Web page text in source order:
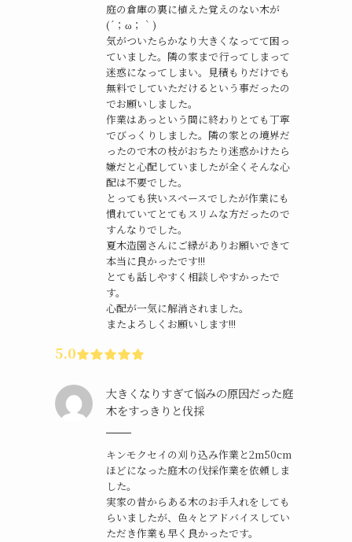
庭の倉庫の裏に植えた覚えのない木が
(´；ω；｀)
気がついたらかなり大きくなってて困っ
ていました。隣の家まで行ってしまって
迷惑になってしまい。見積もりだけでも
無料でしていただけるという事だったの
でお願いしました。
作業はあっという間に終わりとても丁寧
でびっくりしました。隣の家との境界だ
ったので木の枝がおちたり迷惑かけたら
嫌だと心配していましたが全くそんな心
配は不要でした。
とっても狭いスペースでしたが作業にも
慣れていてとてもスリムな方だったので
すんなりでした。
夏木造園さんにご縁がありお願いできて
本当に良かったです!!!
とても話しやすく相談しやすかったで
す。
心配が一気に解消されました。
またよろしくお願いします!!!
5.0
大きくなりすぎて悩みの原因だった庭
木をすっきりと伐採
キンモクセイの刈り込み作業と2m50cm
ほどになった庭木の伐採作業を依頼しま
した。
実家の昔からある木のお手入れをしても
らいましたが、色々とアドバイスしてい
ただき作業も早く良かったです。